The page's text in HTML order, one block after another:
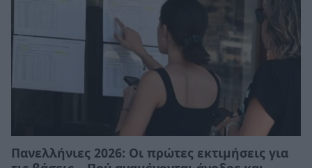
Πανελλήνιες 2026: Οι πρώτες εκτιμήσεις για